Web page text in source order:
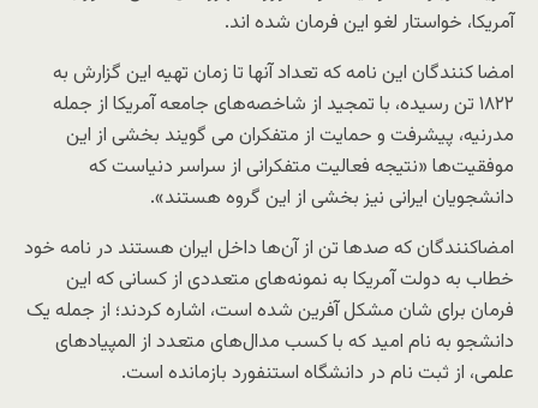
آمریکا، خواستار لغو این فرمان شده اند.
امضا کنندگان این نامه که تعداد آنها تا زمان تهیه این گزارش به
۱۸۲۲ تن رسیده، با تمجید از شاخصه‌های جامعه آمریکا از جمله
مدرنیه، پیشرفت و حمایت از متفکران می گویند بخشی از این
موفقیت‌ها «نتیجه فعالیت متفکرانی از سراسر دنیاست که
دانشجویان ایرانی نیز بخشی از این گروه هستند».
امضاکنندگان که صدها تن از آن‌ها داخل ایران هستند در نامه خود
خطاب به دولت آمریکا به نمونه‌های متعددی از کسانی که این
فرمان برای شان مشکل آفرین شده است، اشاره کردند؛ از جمله یک
دانشجو به نام امید که با کسب مدال‌های متعدد از المپیادهای
علمی، از ثبت نام در دانشگاه استنفورد بازمانده است.